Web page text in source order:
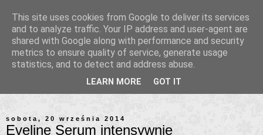
sobota, 20 września 2014
Eveline Serum intensywnie
This site uses cookies from Google to deliver its services
and to analyze traffic. Your IP address and user-agent are
shared with Google along with performance and security
metrics to ensure quality of service, generate usage
statistics, and to detect and address abuse.
LEARN MORE GOT IT